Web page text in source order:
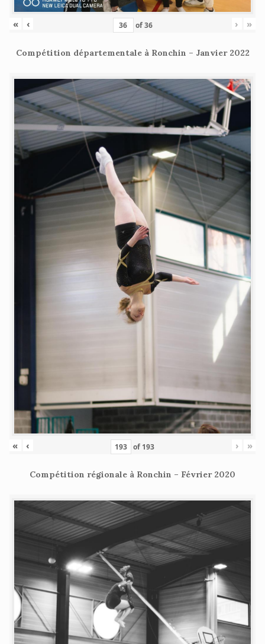
« ‹ of36 › »
Compétition départementale à Ronchin – Janvier 2022
« ‹ of 193 › »
Compétition régionale à Ronchin – Février 2020